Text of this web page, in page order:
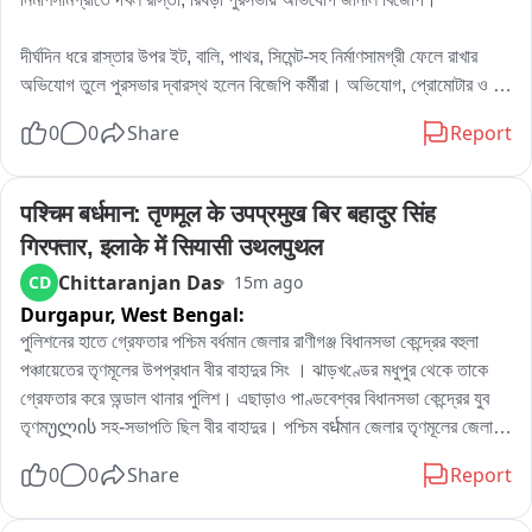
দীর্ঘদিন ধরে রাস্তার উপর ইট, বালি, পাথর, সিমেন্ট-সহ নির্মাণসামগ্রী ফেলে রাখার
অভিযোগ তুলে পুরসভার দ্বারস্থ হলেন বিজেপি কর্মীরা। অভিযোগ, প্রোমোটার ও
হচ্ছে, বাড়ছে দুর্ঘটনার আশঙ্কাও। বিষয়টি নিয়ে পুরসভায় লিখিত অভিযোগ জমা
এলাকার বিজেপি কর্মী রোহিত দে জানান, এলাকাবাসীর অভিযোগের ভিত্তিতেই তাঁরা
পুরসভায় স্মারকলিপি জমা দিয়েছেন। তাঁর দাবি, নির্মাণসামগ্রী মাসের পর মাস রাস্তার
উপর পড়ে থাকায় রাস্তা কার্যত সরু হয়ে গিয়েছে। বর্ষাকালে বালি ও অন্যান্য সামগ্রী
নিকাশি ব্যবস্থা আটকে দিচ্ছে, ফলে জল জমার সমস্যাও বাড়ছে। রাতের অন্ধকারে
ভারী ডাম্পার ও লরিতে মালপত্র নামানোর ফলে রাস্তারও ক্ষতি হচ্ছে বলে অভিযোগ
করেন তিনি। প্রশাসনের তরফে প্রয়োজনীয় ব্যবস্থা নেওয়ার দাবি জানিয়ে তিনি
বলেন, আইনি পথেই এই সমস্যার সমাধান চান তাঁরা。
অন্যদিকে আর এক বিজেপি কর্মী অভিজিৎ বিশ্বাসের অভিযোগ, দীর্ঘদিন ধরে এই
পরিস্থিতি চললেও কোনও কার্যকর পদক্ষেপ নেওয়া হয়নি। তাঁর দাবি, নির্মাণস্থলে বড়
আশঙ্কা রয়েছে। নিত্যদিন ছোটখাটো দুর্ঘটনাও ঘটছে। 그는 অভিযোগ করেন,
0 0 Share Report
पश्चिम बर्धमान: तृणमूल के उपप्रमुख बिर बहादुर सिंह
गिरफ्तार, इलाके में सियासी उथलपुथल
CD Chittaranjan Das 15m ago
Durgapur, West Bengal:
পুলিশনের হাতে গ্রেফতার পশ্চিম বর্ধমান জেলার রাণীগঞ্জ বিধানসভা কেন্দ্রের বহুলা
পঞ্চায়েতের তৃণমূলের উপপ্রধান বীর বাহাদুর সিং । ঝাড়খণ্ডের মধুপুর থেকে তাকে
গ্রেফতার করে অন্ডাল থানার পুলিশ। এছাড়াও পাণ্ডবেশ্বর বিধানসভা কেন্দ্রের যুব
তৃণমულის সহ-সভাপতি ছিল বীর বাহাদুর। পশ্চিম বर्धমান জেলার তৃণমূলের জেলা
বলেও পরিচিত ছিল এই বীর বাহাদুর। এলাকায় সন্ত্রাস তোলাবাজি সহ একাধিক
0 0 Share Report